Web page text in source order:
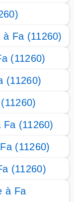
Fa (11260)
(11260)
(11260)
Fa (11260)
(11260)
(11260)
à Fa